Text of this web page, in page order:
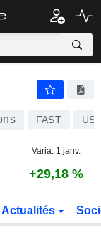
FAST
Varia. 1 janv.
+29,18 %
Actualités